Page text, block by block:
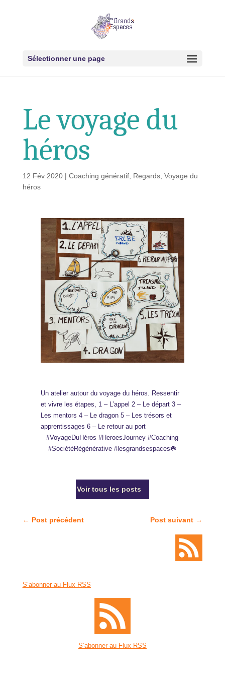
Sélectionner une page
Le voyage du
héros
12 Fév 2020| Coaching génératif, Regards, Voyage du
héros
Un atelier autour du voyage du héros. Ressentir
et vivre les étapes, 1 – L’appel 2 – Le départ 3 –
Les mentors 4 – Le dragon 5 – Les trésors et
apprentissages 6 – Le retour au port
#VoyageDuHéros #HeroesJourney #Coaching
#SociétéRégénérative #lesgrandsespaces☘️
Voir tous les posts
← Post précédent Post suivant →
S’abonner au Flux RSS
S’abonner au Flux RSS